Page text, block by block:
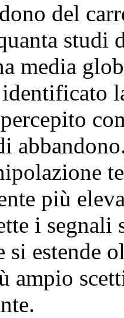
del
studi
media
identificato
più
i
si estende
ampio